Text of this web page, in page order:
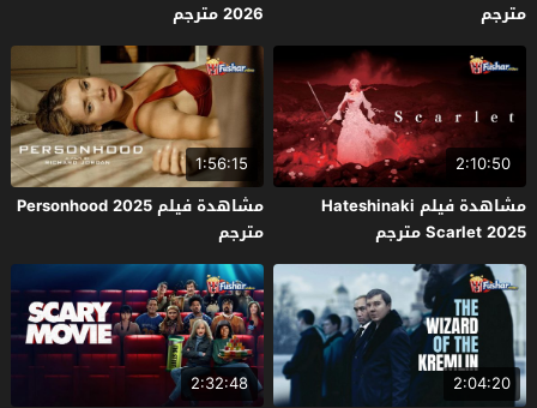
مترجم
2026 مترجم
2:10:50
مشاهدة فيلم Hateshinaki
Scarlet 2025 مترجم
1:56:15
مشاهدة فيلم Personhood 2025
مترجم
2:04:20
2:32:48